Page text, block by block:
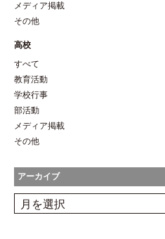
メディア掲載
その他
高校
すべて
教育活動
学校行事
部活動
メディア掲載
その他
アーカイブ